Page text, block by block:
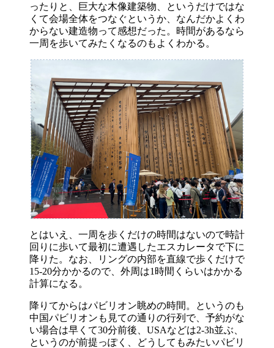
ったりと、巨大な木像建築物、というだけではな
くて会場全体をつなぐというか、なんだかよくわ
からない建造物って感想だった。時間があるなら
一周を歩いてみたくなるのもよくわかる。
とはいえ、一周を歩くだけの時間はないので時計
回りに歩いて最初に遭遇したエスカレータで下に
降りた。なお、リングの内部を直線で歩くだけで
15-20分かかるので、外周は1時間くらいはかかる
計算になる。
降りてからはパビリオン眺めの時間。というのも
中国パビリオンも見ての通りの行列で、予約がな
い場合は早くて30分前後、USAなどは2-3h並ぶ、
というのが前提っぽく、どうしてもみたいパビリ